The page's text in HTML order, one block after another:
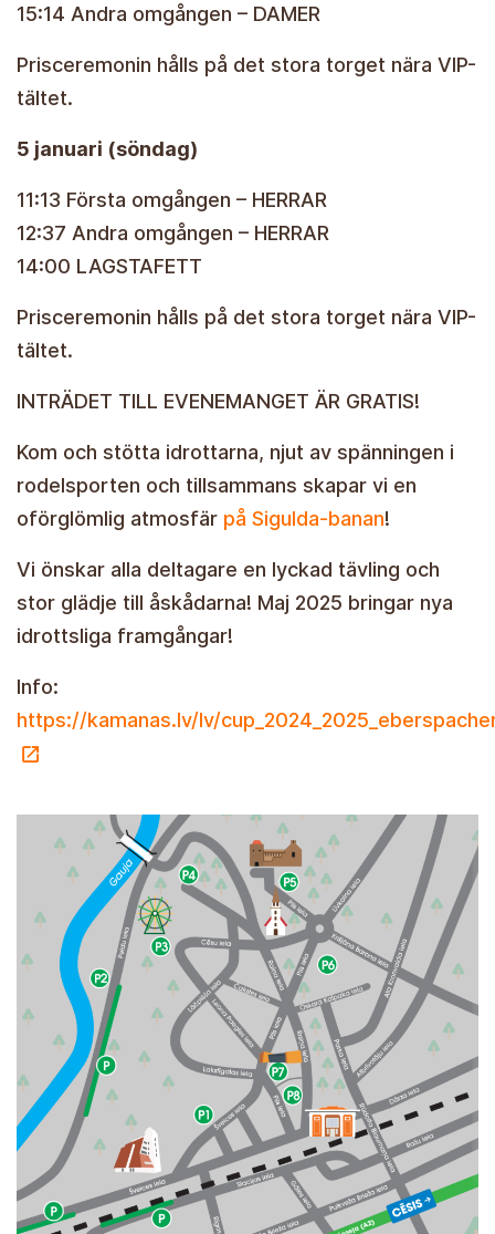
15:14 Andra omgången – DAMER
Prisceremonin hålls på det stora torget nära VIP-
tältet.
5 januari (söndag)
11:13 Första omgången – HERRAR
12:37 Andra omgången – HERRAR
14:00 LAGSTAFETT
Prisceremonin hålls på det stora torget nära VIP-
tältet.
INTRÄDET TILL EVENEMANGET ÄR GRATIS!
Kom och stötta idrottarna, njut av spänningen i
rodelsporten och tillsammans skapar vi en
oförglömlig atmosfär på Sigulda-banan!
Vi önskar alla deltagare en lyckad tävling och
stor glädje till åskådarna! Maj 2025 bringar nya
idrottsliga framgångar!
Info:
https://kamanas.lv/lv/